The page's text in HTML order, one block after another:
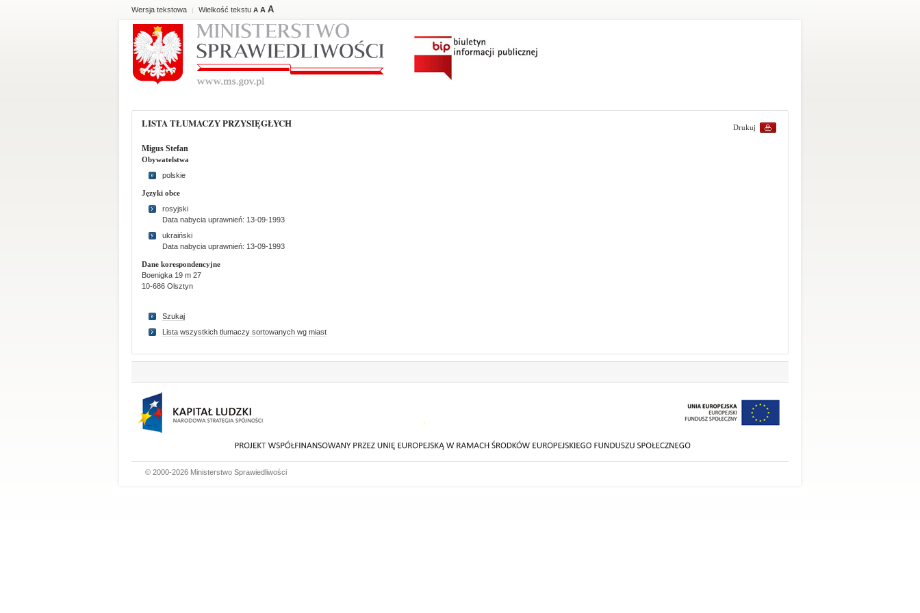
Wersja tekstowa | Wielkość tekstu A A A
Drukuj
LISTA TŁUMACZY PRZYSIĘGŁYCH
Migus Stefan
Obywatelstwa
polskie
Języki obce
rosyjski
Data nabycia uprawnień: 13-09-1993
ukraiński
Data nabycia uprawnień: 13-09-1993
Dane korespondencyjne
Boenigka 19 m 27
10-686 Olsztyn
Szukaj
Lista wszystkich tlumaczy sortowanych wg miast
© 2000-2026 Ministerstwo Sprawiedliwości